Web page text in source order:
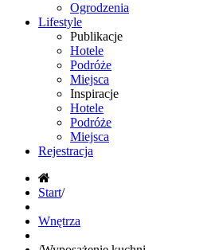
Ogrodzenia
Lifestyle
Publikacje
Hotele
Podróże
Miejsca
Inspiracje
Hotele
Podróże
Miejsca
Rejestracja
Start/
Wnętrza